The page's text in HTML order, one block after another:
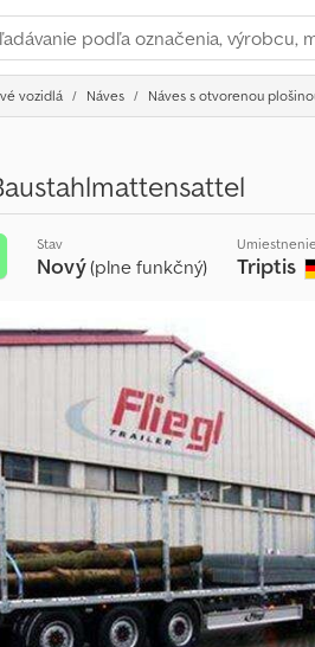
vozidlá Náves Náves s otvorenou
Stav
Nový(plne funkčný)
Umiestnenie
Triptis